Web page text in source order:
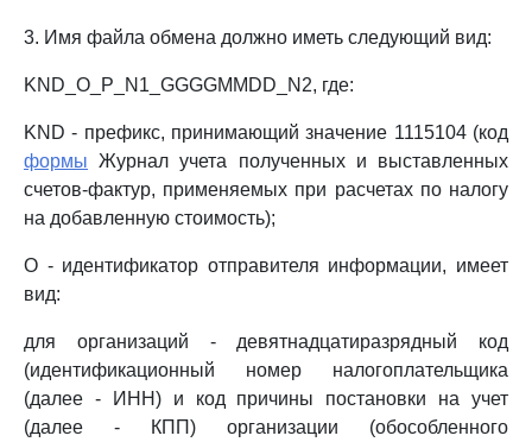
3. Имя файла обмена должно иметь следующий вид:
KND_O_P_N1_GGGGMMDD_N2, где:
KND - префикс, принимающий значение 1115104 (код
формы Журнал учета полученных и выставленных
счетов-фактур, применяемых при расчетах по налогу
на добавленную стоимость);
O - идентификатор отправителя информации, имеет
вид:
для организаций - девятнадцатиразрядный код
(идентификационный номер налогоплательщика
(далее - ИНН) и код причины постановки на учет
(далее - КПП) организации (обособленного